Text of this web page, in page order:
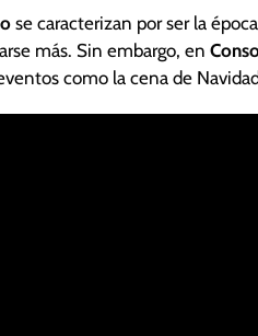
se caracterizan por ser la
más. Sin embargo, en
como la cena de